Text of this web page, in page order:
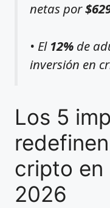
netas por
• El 12% de
inversión en
Los 5
cripto en
2026